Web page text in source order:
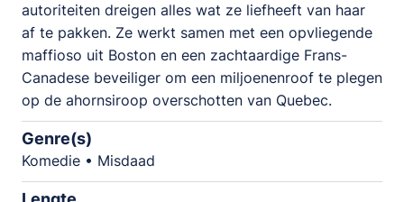
autoriteiten dreigen alles wat ze liefheeft van haar
af te pakken. Ze werkt samen met een opvliegende
maffioso uit Boston en een zachtaardige Frans-
Canadese beveiliger om een ​​miljoenenroof te plegen
op de ahornsiroop overschotten van Quebec.
Genre(s)
Komedie • Misdaad